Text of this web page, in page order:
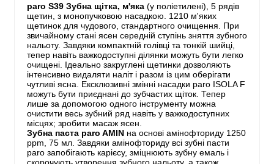
paro S39 Зубна щітка, м'яка (у поліетилені), 5 рядів
щетин, з монопучковою насадкою. 1210 м'яких
щетинок для чудового, стандартного очищення. При
звичайному стані ясен середній ступінь зняття зубного
нальоту. Завдяки компактній голівці та тонкій шийці,
тепер навіть важкодоступні ділянки можуть бути легко
очищені. Ідеально закруглені щетинки дозволяють
інтенсивно видаляти наліт і разом із цим оберігати
чутливі ясна. Ексклюзивні змінні насадки paro ISOLA F
можуть бути приєднані до зубчастих щіток. Тепер
лише за допомогою одного інструменту можна
очистити весь зубний ряд навіть у важкодоступних
місцях; зробити масаж ясен.
Зубна паста paro AMIN на основі амінофториду 1250
ppm, 75 мл. Завдяки амінофториду всі зубні пасти
paro запобігають карієсу, зміцнюють зубну емаль і
скорочують утворення зубного нальоту, а також